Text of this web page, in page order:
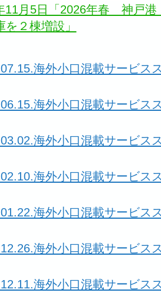
11月5日「2026年春 神戸港
を２棟増設」
海外小口混載サービス
海外小口混載サービス
海外小口混載サービス
海外小口混載サービス
海外小口混載サービス
海外小口混載サービス
海外小口混載サービス